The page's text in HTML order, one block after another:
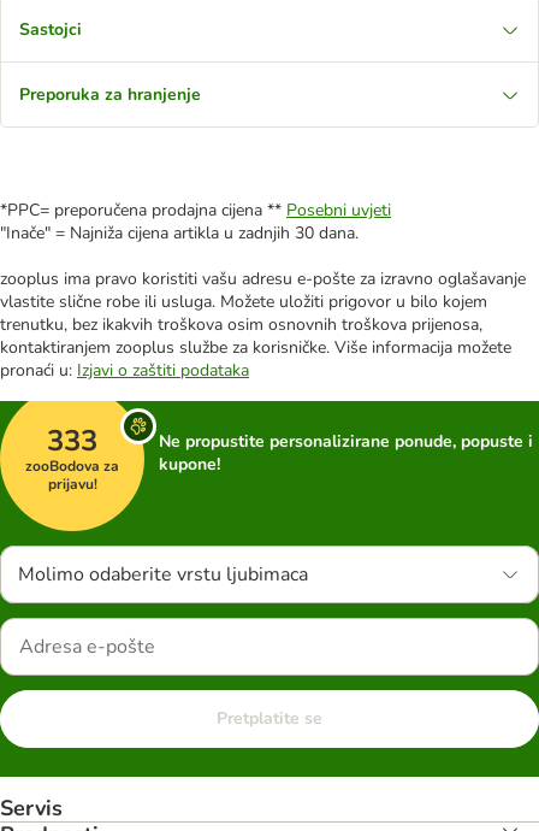
Sastojci
Preporuka za hranjenje
*PPC= preporučena prodajna cijena ** Posebni uvjeti
"Inače" = Najniža cijena artikla u zadnjih 30 dana.
zooplus ima pravo koristiti vašu adresu e-pošte za izravno oglašavanje
vlastite slične robe ili usluga. Možete uložiti prigovor u bilo kojem
trenutku, bez ikakvih troškova osim osnovnih troškova prijenosa,
kontaktiranjem zooplus službe za korisničke. Više informacija možete
pronaći u: Izjavi o zaštiti podataka
333
zooBodova za
prijavu!
Ne propustite personalizirane ponude, popuste i
kupone!
Molimo odaberite vrstu ljubimaca
Pretplatite se
Servis